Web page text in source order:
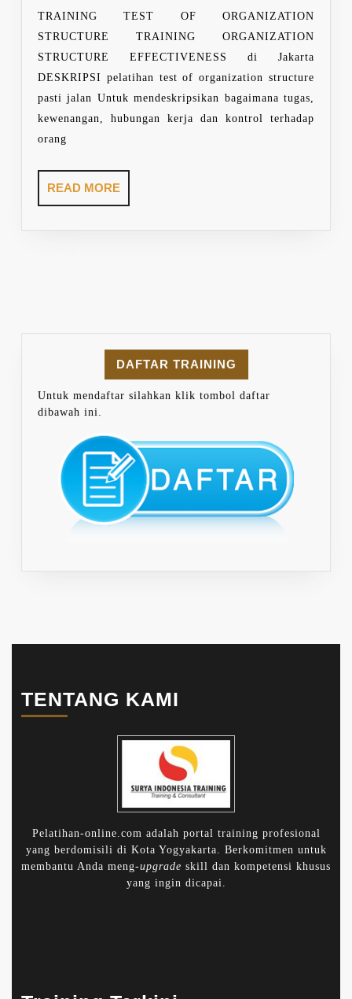
STRUCTURE
EFFECTIVENESS
TRAINING TEST OF ORGANIZATION
STRUCTURE TRAINING ORGANIZATION
STRUCTURE EFFECTIVENESS di Jakarta
DESKRIPSI pelatihan test of organization structure
pasti jalan Untuk mendeskripsikan bagaimana tugas,
kewenangan, hubungan kerja dan kontrol terhadap
orang
READ MOREREAD
MORE
DAFTAR TRAINING
Untuk mendaftar silahkan klik tombol daftar
dibawah ini.
TENTANG KAMI
Pelatihan-online.com adalah portal training profesional
yang berdomisili di Kota Yogyakarta. Berkomitmen untuk
membantu Anda meng-upgrade skill dan kompetensi khusus
yang ingin dicapai.